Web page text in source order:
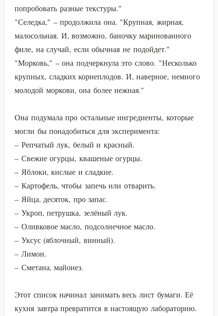
попробовать разные текстуры."
"Селедка," – продолжила она. "Крупная, жирная,
малосольная. И, возможно, баночку маринованного
филе, на случай, если обычная не подойдет."
"Морковь," – она подчеркнула это слово. "Несколько
крупных, сладких корнеплодов. И, наверное, немного
молодой моркови, она более нежная."
Она подумала про остальные ингредиенты, которые
могли бы понадобиться для эксперимента:
– Репчатый лук, белый и красный.
– Свежие огурцы, квашеные огурцы.
– Яблоки, кислые и сладкие.
– Картофель, чтобы запечь или отварить.
– Яйца, десяток, про запас.
– Укроп, петрушка, зелёный лук.
– Оливковое масло, подсолнечное масло.
– Уксус (яблочный, винный).
– Лимон.
– Сметана, майонез.
Этот список начинал занимать весь лист бумаги. Её
кухня завтра превратится в настоящую лабораторию.